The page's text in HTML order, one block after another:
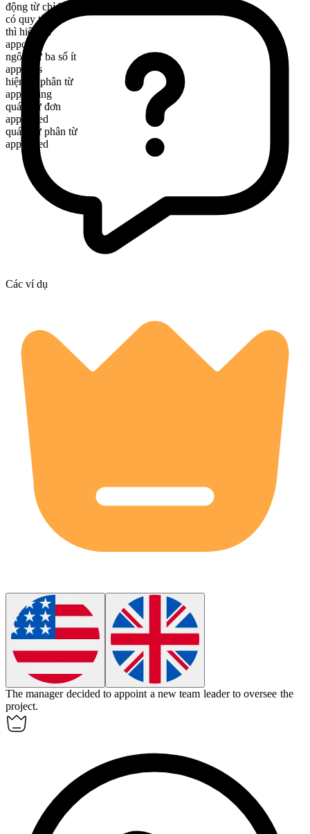
động từ chỉ hành động
có quy tắc
thì hiện tại
appoint
ngôi thứ ba số ít
appoints
hiện tại phân từ
appointing
quá khứ đơn
appointed
quá khứ phân từ
appointed
Các ví dụ
The manager decided toappoint a new team leader to oversee the
project.